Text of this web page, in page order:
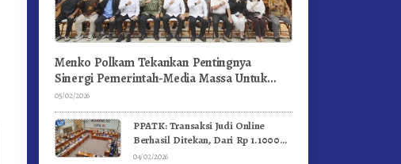
Menko Polkam Tekankan Pentingnya
Sinergi Pemerintah-Media Massa Untuk
Jaga Stabilitas Bangsa
05/02/2026
PPATK: Transaksi Judi Online
Berhasil Ditekan, Dari Rp 1.1000
Triliun Menjadi Rp 268 Triliun
04/02/2026